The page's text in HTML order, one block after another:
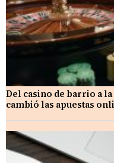
Del casino de barrio a
cambió las apuestas